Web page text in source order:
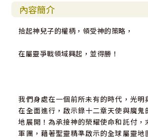
內容簡介
拾起神兒子的權柄，領受神的策略，
在屬靈爭戰領域興起，並得勝！
我們身處在一個前所未有的時代，光明
在全面進行，啟示錄十二章天使與魔鬼
地展開！為承接神的榮耀使命和託付，
軍團，藉著聖靈精準啟示的全球屬靈地